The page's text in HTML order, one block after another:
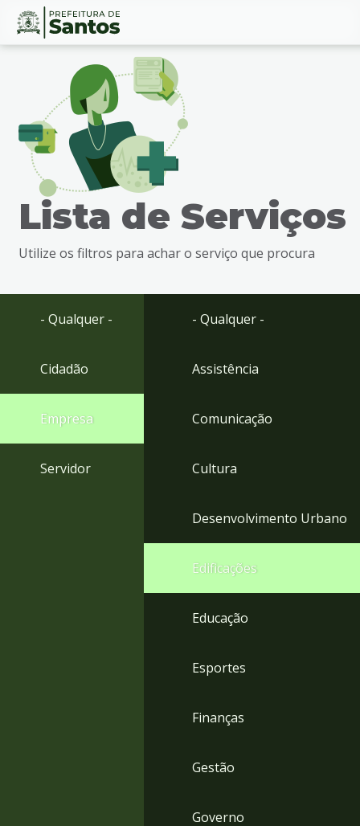
Ir
busca
Ir
Conteúdo
Lista de Serviços
Utilize os filtros para achar o serviço que procura
- Qualquer -
Cidadão
Empresa
Servidor
- Qualquer -
Assistência
Comunicação
Cultura
Desenvolvimento Urbano
Edificações
Educação
Esportes
Finanças
Gestão
Governo